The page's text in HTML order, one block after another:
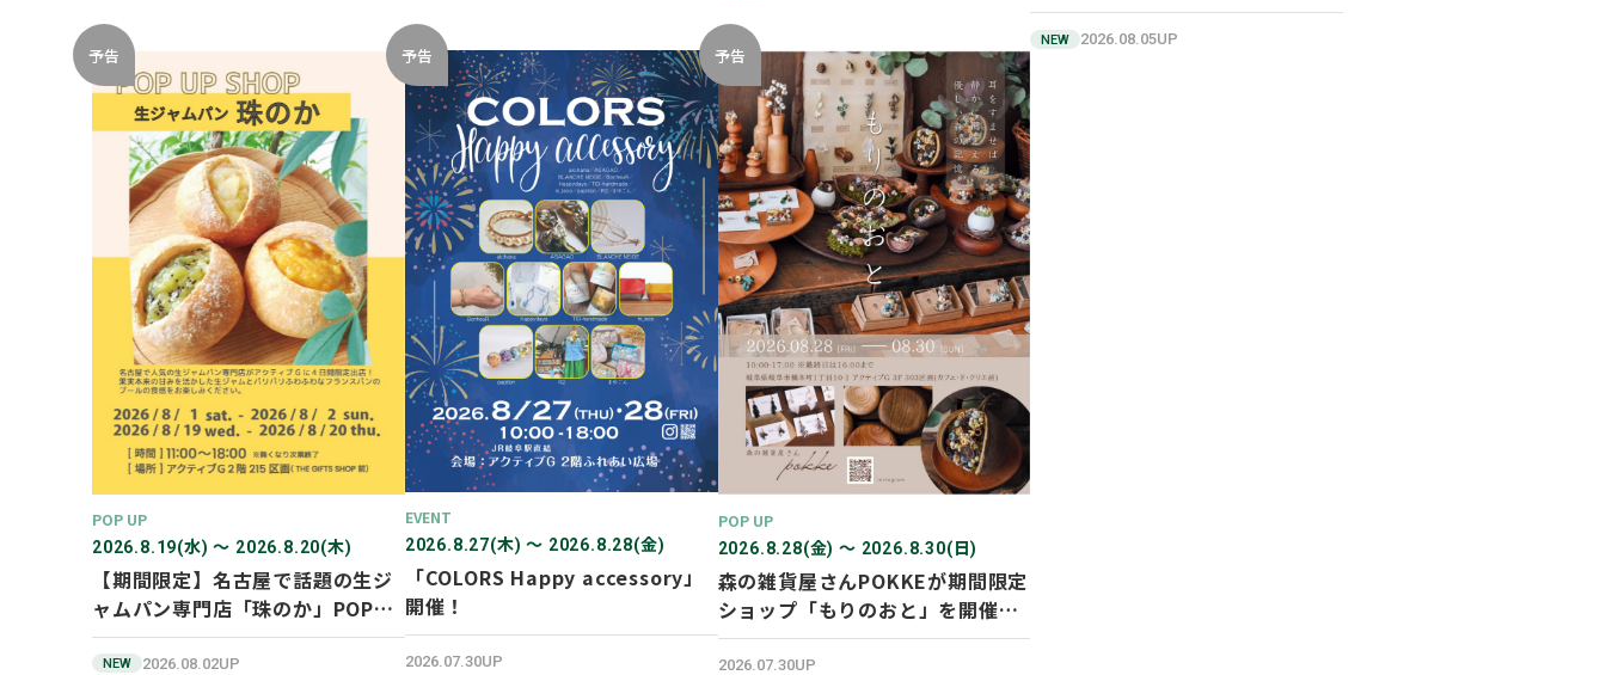
NEW 2026.08.05UP
予告
POP UP
2026.8.19(水) 〜 2026.8.20(木)
【期間限定】名古屋で話題の生ジ
ャムパン専門店「珠のか」POP
UP SHOP
NEW 2026.08.02UP
予告
EVENT
2026.8.27(木) 〜 2026.8.28(金)
「COLORS Happy accessory」
開催！
2026.07.30UP
予告
POP UP
2026.8.28(金) 〜 2026.8.30(日)
森の雑貨屋さんPOKKEが期間限定
ショップ「もりのおと」を開催し
ます！
2026.07.30UP